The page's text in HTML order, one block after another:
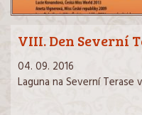
VIII. Den Severní
04. 09. 2016
Laguna na Severní Terase